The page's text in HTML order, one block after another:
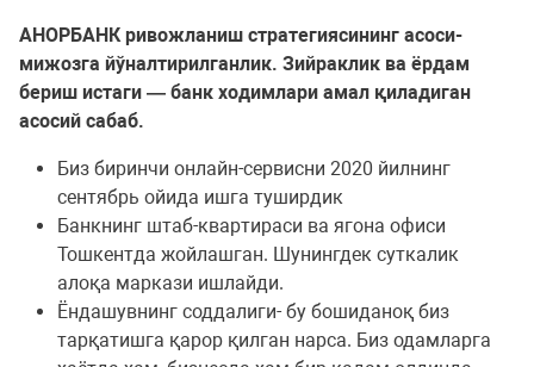
АНОРБАНК ривожланиш стратегиясининг асоси-
мижозга йўналтирилганлик. Зийраклик ва ёрдам
бериш истаги — банк ходимлари амал қиладиган
асосий сабаб.
Биз биринчи онлайн-сервисни 2020 йилнинг
сентябрь ойида ишга туширдик
Банкнинг штаб-квартираси ва ягона офиси
Тошкентда жойлашган. Шунингдек суткалик
алоқа маркази ишлайди.
Ёндашувнинг соддалиги- бу бошиданоқ биз
тарқатишга қарор қилган нарса. Биз одамларга